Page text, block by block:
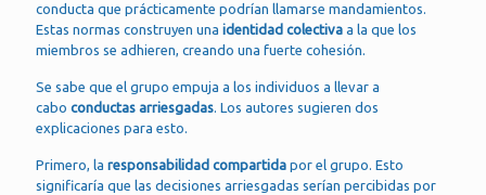
conducta que prácticamente podrían llamarse mandamientos.
Estas normas construyen una identidad colectiva a la que los
miembros se adhieren, creando una fuerte cohesión.
Se sabe que el grupo empuja a los individuos a llevar a
cabo conductas arriesgadas. Los autores sugieren dos
explicaciones para esto.
Primero, la responsabilidad compartida por el grupo. Esto
significaría que las decisiones arriesgadas serían percibidas por